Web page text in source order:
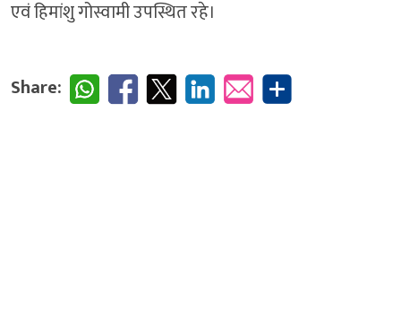
एवं हिमांशु गोस्वामी उपस्थित रहे।
Share: